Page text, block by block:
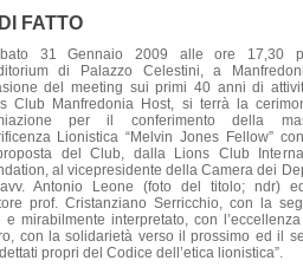
FATTO
31 Gennaio 2009 alle ore 17,30
di Palazzo Celestini, a
del meeting sui primi 40 anni di
Club Manfredonia Host, si terrà la
per il conferimento della
Lionistica “Melvin Jones Fellow”
del Club, dalla Lions Club
al vicepresidente della Camera dei
Antonio Leone (foto del titolo; ndr)
prof. Cristanziano Serricchio, con la
mirabilmente interpretato, con
con la solidarietà verso il prossimo ed il
propri del Codice dell’etica lionistica”.